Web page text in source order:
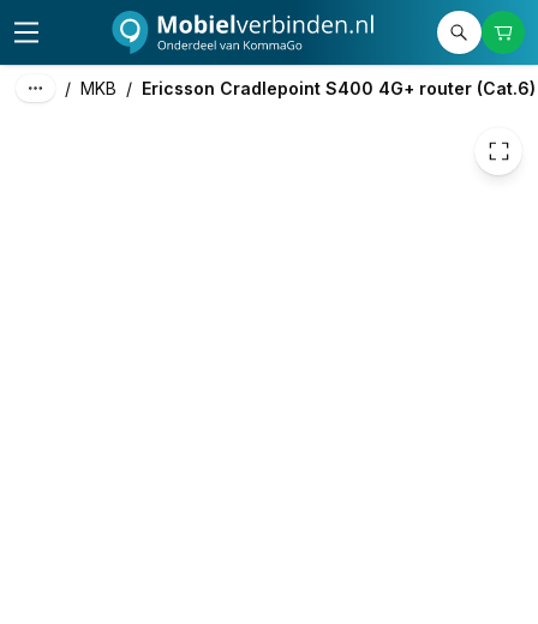
/ MKB / Ericsson Cradlepoint S400 4G+ router (Cat.6)
€ 526,35